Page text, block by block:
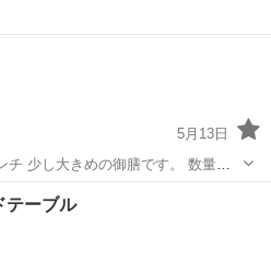
5月13日
少し大きめの御膳です。 数量１
んが2つくらいは かすかな擦り傷
れる方 お値引きさせて頂きます。
テーブル
テーブル